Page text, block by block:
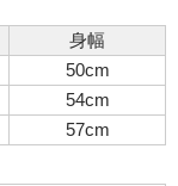
身幅
50cm
54cm
57cm